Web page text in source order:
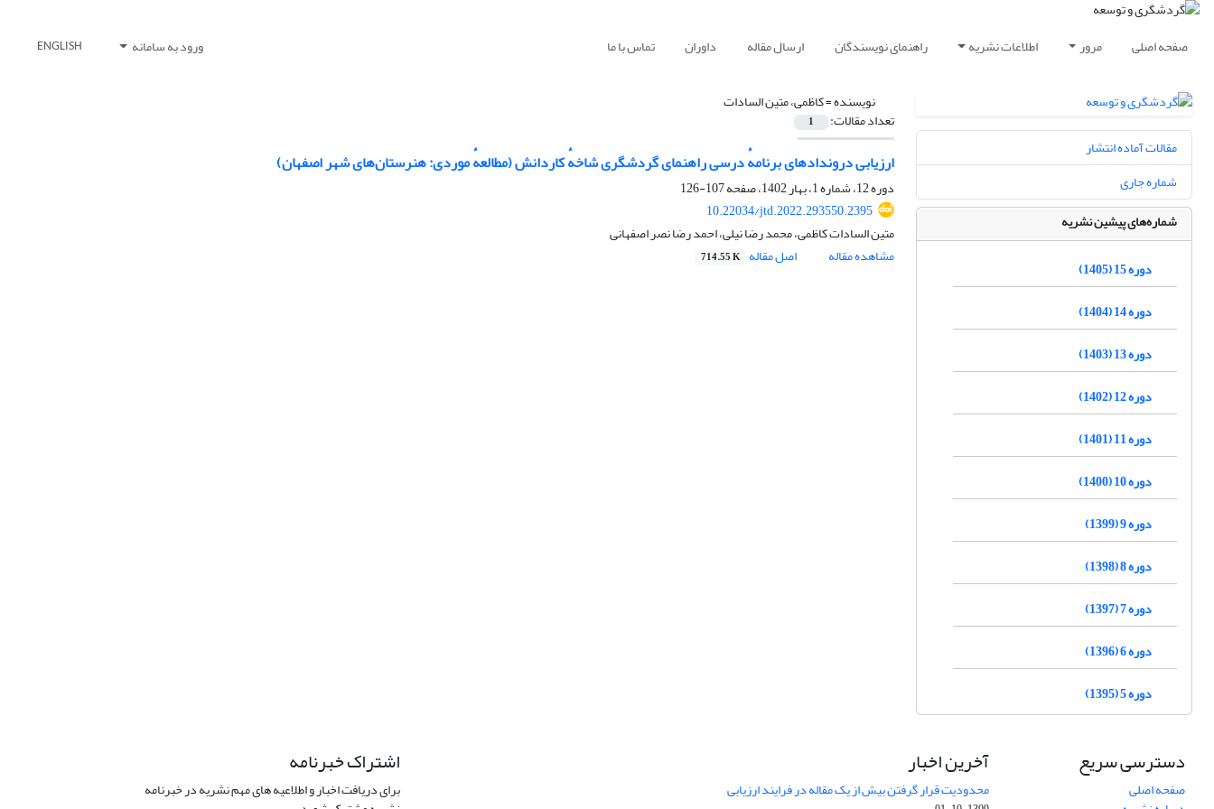
صفحه اصلی مرور اطلاعات نشریه راهنمای نویسندگان ارسال مقاله داوران تماس با ما ورود به سامانه ENGLISH
نویسنده =کاظمی، متین السادات
تعداد مقالات: 1
ارزیابی دروندادهای برنامهٔ درسی راهنمای گردشگری شاخهٔ کاردانش (مطالعهٔ موردی: هنرستان‌های شهر اصفهان)
دوره 12، شماره 1، بهار 1402، صفحه
107-126
10.22034/jtd.2022.293550.2395
متین السادات کاظمی، محمد رضا نیلی، احمد رضا نصر اصفهانی
مشاهده مقاله
اصل مقاله 714.55 K
مقالات آماده انتشار
شماره جاری
شماره‌های پیشین نشریه
دوره 15 (1405)
دوره 14 (1404)
دوره 13 (1403)
دوره 12 (1402)
دوره 11 (1401)
دوره 10 (1400)
دوره 9 (1399)
دوره 8 (1398)
دوره 7 (1397)
دوره 6 (1396)
دوره 5 (1395)
دسترسی سریع
صفحه اصلی
آخرین اخبار
محدودیت قرار گرفتن بیش از یک مقاله در فرایند ارزیابی
اشتراک خبرنامه
برای دریافت اخبار و اطلاعیه های مهم نشریه در خبرنامه